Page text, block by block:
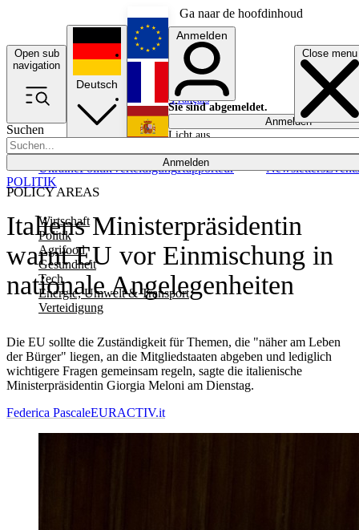
Ga naar de hoofdinhoud
Open sub
navigation
Close menu
Suchen
Anmelden
POLICY AREAS
Wirtschaft
Politik
Agrifood
Gesundheit
Tech
Energie, Umwelt & Transport
Verteidigung
UkrainePolitikVerteidigungRapporteur NewslettersEvents
Deutsch
English
Français
Anmelden
Sie sind abgemeldet.
Anmelden
Licht aus
Italiens Ministerpräsidentin
warnt EU vor Einmischung in
nationale Angelegenheiten
Die EU sollte die Zuständigkeit für Themen, die "näher am Leben
der Bürger" liegen, an die Mitgliedstaaten abgeben und lediglich
wichtigere Fragen gemeinsam regeln, sagte die italienische
Ministerpräsidentin Giorgia Meloni am Dienstag.
POLITIK
Federica PascaleEURACTIV.it